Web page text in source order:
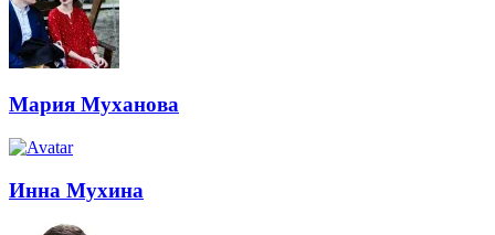
Мария Муханова
Инна Мухина